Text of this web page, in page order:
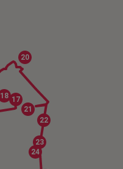
17
18
20
21
22
23
24